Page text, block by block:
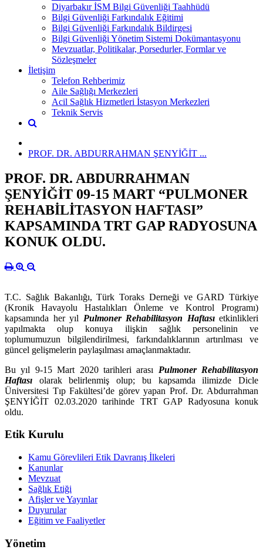
Diyarbakır İSM Bilgi Güvenliği Taahhüdü
Bilgi Güvenliği Farkındalık Eğitimi
Bilgi Güvenliği Farkındalık Bildirgesi
Bilgi Güvenliği Yönetim Sistemi Dokümantasyonu
Mevzuatlar, Politikalar, Porsedurler, Formlar ve
Sözleşmeler
İletişim
Telefon Rehberimiz
Aile Sağlığı Merkezleri
Acil Sağlık Hizmetleri İstasyon Merkezleri
Teknik Servis
PROF. DR. ABDURRAHMAN ŞENYİĞİT ...
PROF. DR. ABDURRAHMAN
ŞENYİĞİT 09-15 MART “PULMONER
REHABİLİTASYON HAFTASI”
KAPSAMINDA TRT GAP RADYOSUNA
KONUK OLDU.
T.C. Sağlık Bakanlığı, Türk Toraks Derneği ve GARD Türkiye
(Kronik Havayolu Hastalıkları Önleme ve Kontrol Programı)
kapsamında her yıl Pulmoner Rehabilitasyon Haftası etkinlikleri
yapılmakta olup konuya ilişkin sağlık personelinin ve
toplumumuzun bilgilendirilmesi, farkındalıklarının artırılması ve
güncel gelişmelerin paylaşılması amaçlanmaktadır.
Bu yıl 9-15 Mart 2020 tarihleri arası Pulmoner Rehabilitasyon
Haftası olarak belirlenmiş olup; bu kapsamdailimizde Dicle
Üniversitesi Tıp Fakültesi’de görev yapan Prof. Dr. Abdurrahman
ŞENYİĞİT 02.03.2020 tarihinde TRT GAP Radyosuna konuk
oldu.
Etik Kurulu
Kamu Görevlileri Etik Davranış İlkeleri
Kanunlar
Mevzuat
Sağlık Etiği
Afişler ve Yayınlar
Duyurular
Eğitim ve Faaliyetler
Yönetim